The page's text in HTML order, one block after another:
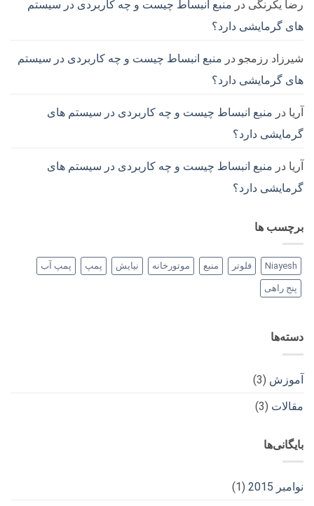
رضا یکرنگی در منبع انبساط چیست و چه کاربردی در سیستم
های گرمایشی دارد؟
شیرزاد رزمجو در منبع انبساط چیست و چه کاربردی در سیستم
های گرمایشی دارد؟
آریا در منبع انبساط چیست و چه کاربردی در سیستم های
گرمایشی دارد؟
آریا در منبع انبساط چیست و چه کاربردی در سیستم های
گرمایشی دارد؟
برچسب ها
Niayesh فلوتر منبع موتورخانه نیایش پمپ پمپ آب
پنج راهی
دسته‌ها
آموزش (3)
مقالات (3)
بایگانی‌ها
نوامبر 2015
(1)